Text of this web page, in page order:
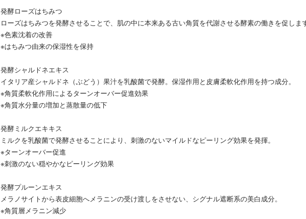
発酵ローズはちみつ
ローズはちみつを発酵させることで、肌の中に本来ある古い角質を代謝させる酵素の働きを促しま
※色素沈着の改善
※はちみつ由来の保湿性を保持
発酵シャルドネエキス
イタリア産シャルドネ（ぶどう）果汁を乳酸菌で発酵。保湿作用と皮膚柔軟化作用を持つ成分。
※角質柔軟化作用によるターンオーバー促進効果
※角質水分量の増加と蒸散量の低下
発酵ミルクエキキス
ミルクを乳酸菌で発酵させることにより、刺激のないマイルドなピーリング効果を発揮。
※ターンオーバー促進
※刺激のない穏やかなピーリング効果
発酵プルーンエキス
メラノサイトから表皮細胞へメラニンの受け渡しをさせない、シグナル遮断系の美白成分。
※角質層メラニン減少